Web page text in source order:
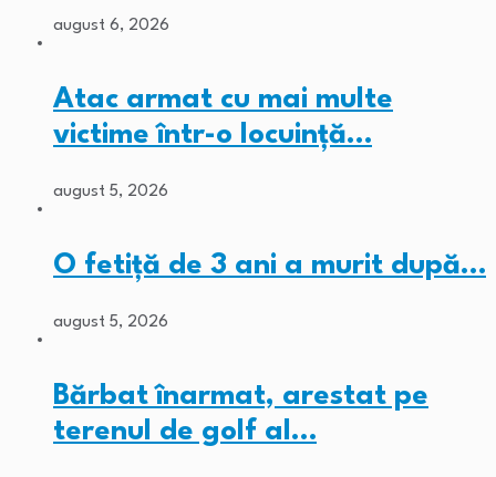
august 6, 2026
Atac armat cu mai multe
victime într-o locuință…
august 5, 2026
O fetiță de 3 ani a murit după…
august 5, 2026
Bărbat înarmat, arestat pe
terenul de golf al…